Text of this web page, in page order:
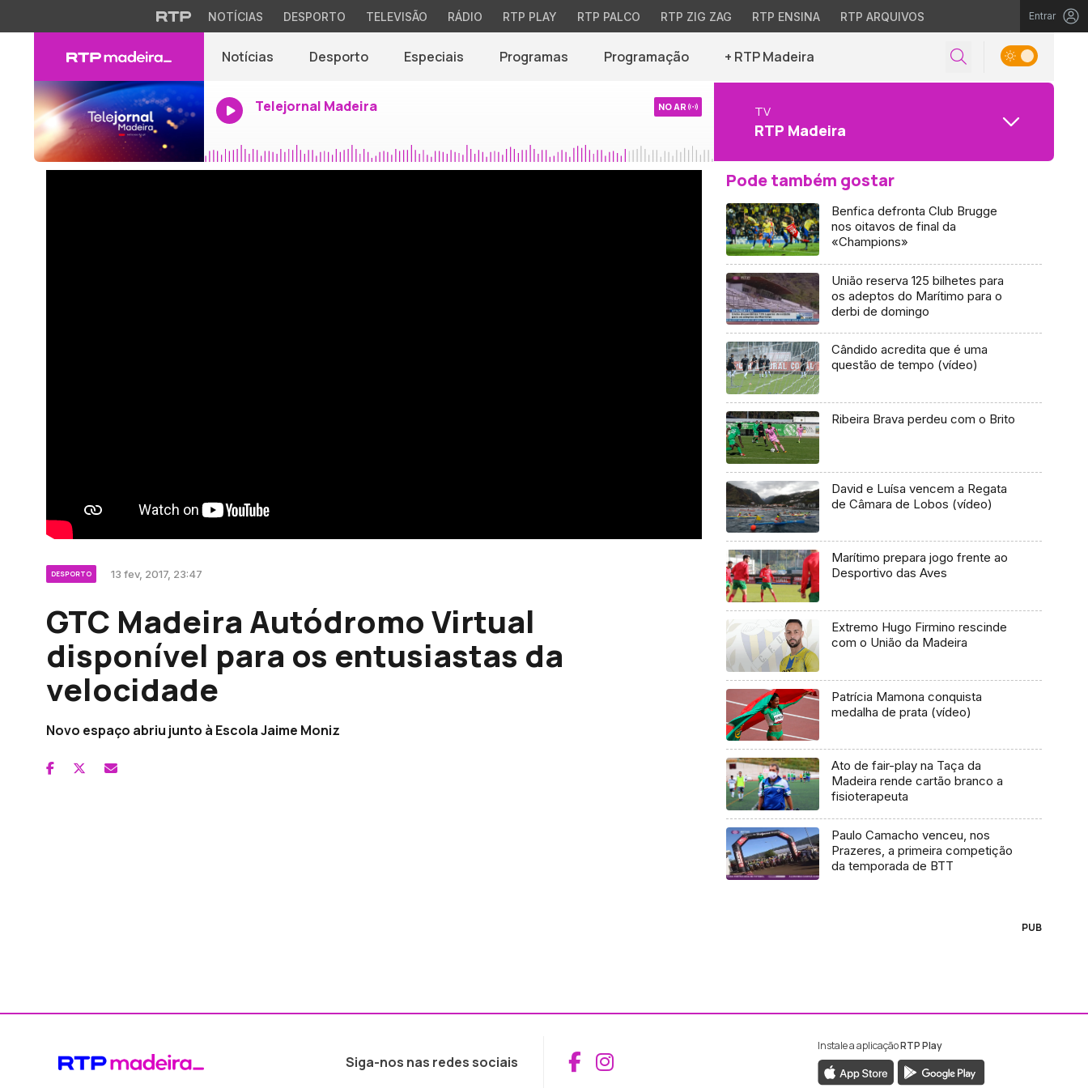
NOTÍCIAS DESPORTO TELEVISÃO RÁDIO RTP PLAY RTP PALCO RTP ZIG ZAG RTP ENSINA RTP ARQUIVOS Entrar
Notícias Desporto Especiais Programas Programação + RTP Madeira
Telejornal Madeira NO AR TV
RTP Madeira
DESPORTO 13 fev, 2017, 23:47
GTC Madeira Autódromo Virtual
disponível para os entusiastas da
velocidade
Novo espaço abriu junto à Escola Jaime Moniz
Pode também gostar
Benfica defronta Club Brugge
nos oitavos de final da
«Champions»
União reserva 125 bilhetes para
os adeptos do Marítimo para o
derbi de domingo
Cândido acredita que é uma
questão de tempo (vídeo)
Ribeira Brava perdeu com o Brito
David e Luísa vencem a Regata
de Câmara de Lobos (vídeo)
Marítimo prepara jogo frente ao
Desportivo das Aves
Extremo Hugo Firmino rescinde
com o União da Madeira
Patrícia Mamona conquista
medalha de prata (vídeo)
Ato de fair-play na Taça da
Madeira rende cartão branco a
fisioterapeuta
Paulo Camacho venceu, nos
Prazeres, a primeira competição
da temporada de BTT
PUB
Siga-nos nas redes sociais Aceder ao Facebook da RTP Madeira
Aceder ao Instagram da RTP Madeira
Instale a aplicaçãoRTP Play